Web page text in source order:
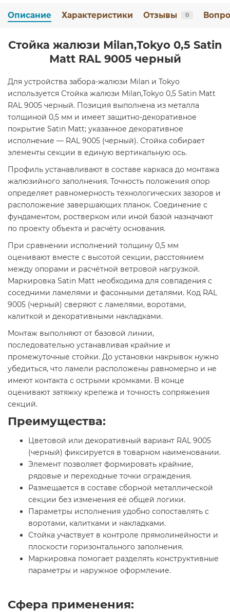
Описание Характеристики Отзывы 0
Стойка жалюзи Milan,Tokyo 0,5 Satin
Мatt RAL 9005 черный
Для устройства забора-жалюзи Milan и Tokyo
используется Стойка жалюзи Milan,Tokyo 0,5 Satin Мatt
RAL 9005 черный. Позиция выполнена из металла
толщиной 0,5 мм и имеет защитно-декоративное
покрытие Satin Мatt; указанное декоративное
исполнение — RAL 9005 (черный). Стойка собирает
элементы секции в единую вертикальную ось.
Профиль устанавливают в составе каркаса до монтажа
жалюзийного заполнения. Точность положения опор
определяет равномерность технологических зазоров и
расположение завершающих планок. Соединение с
фундаментом, ростверком или иной базой назначают
по проекту объекта и расчёту основания.
При сравнении исполнений толщину 0,5 мм
оценивают вместе с высотой секции, расстоянием
между опорами и расчётной ветровой нагрузкой.
Маркировка Satin Мatt необходима для совпадения с
соседними ламелями и фасонными деталями. Код RAL
9005 (черный) сверяют с ламелями, воротами,
калиткой и декоративными накладками.
Монтаж выполняют от базовой линии,
последовательно устанавливая крайние и
промежуточные стойки. До установки накрывок нужно
убедиться, что ламели расположены равномерно и не
имеют контакта с острыми кромками. В конце
оценивают затяжку крепежа и точность сопряжения
секций.
Преимущества:
Цветовой или декоративный вариант RAL 9005
(черный) фиксируется в товарном наименовании.
Элемент позволяет формировать крайние,
рядовые и переходные точки ограждения.
Размещается в составе сборной металлической
секции без изменения её общей логики.
Параметры исполнения удобно сопоставлять с
воротами, калитками и накладками.
Стойка участвует в контроле прямолинейности и
плоскости горизонтального заполнения.
Маркировка помогает разделять конструктивные
параметры и наружное оформление.
Сфера применения: